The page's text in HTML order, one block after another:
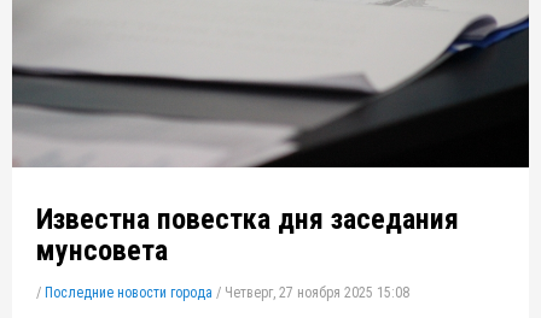
Известна повестка дня заседания
мунсовета
/ Последние новости города / Четверг, 27 ноября 2025 15:08